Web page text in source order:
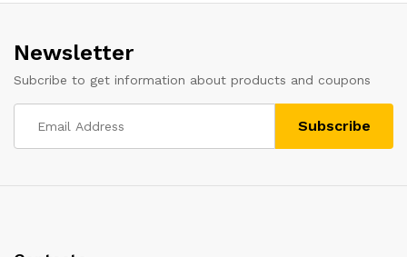
Newsletter
Subcribe to get information about products and coupons